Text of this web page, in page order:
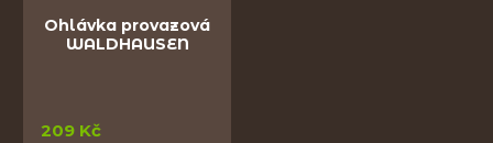
Ohlávka provazová
WALDHAUSEN
209 Kč